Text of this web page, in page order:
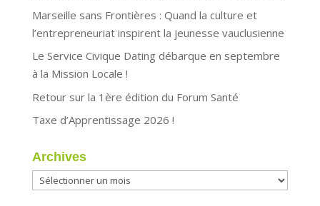
Marseille sans Frontières : Quand la culture et
l’entrepreneuriat inspirent la jeunesse vauclusienne
Le Service Civique Dating débarque en septembre
à la Mission Locale !
Retour sur la 1ère édition du Forum Santé
Taxe d’Apprentissage 2026 !
Archives
Archives